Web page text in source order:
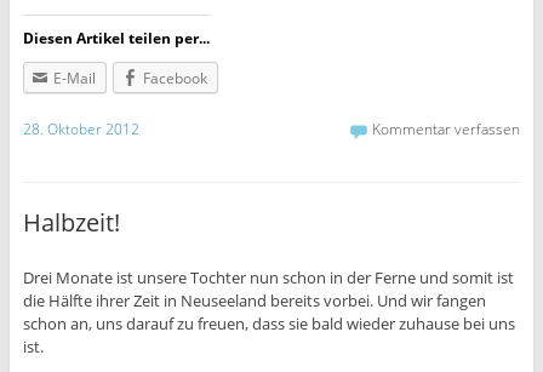
Diesen Artikel teilen per...
E-Mail
Facebook
28. Oktober 2012 Kommentar verfassen
Halbzeit!
Drei Monate ist unsere Tochter nun schon in der Ferne und somit ist
die Hälfte ihrer Zeit in Neuseeland bereits vorbei. Und wir fangen
schon an, uns darauf zu freuen, dass sie bald wieder zuhause bei uns
ist.